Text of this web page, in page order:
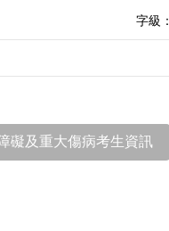
字級：
礙及重大傷病考生資訊